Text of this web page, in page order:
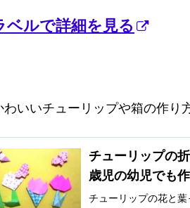
ベルで詳細を見る
いいチューリップや箱の作り
チューリップの
歳児の幼児でも
チューリップの花と